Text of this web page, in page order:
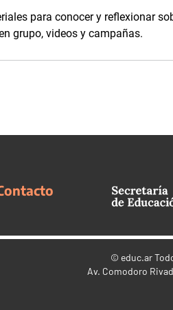
para conocer y reflexionar
grupo, videos y campañas.
© educ.ar
Av. Comodoro